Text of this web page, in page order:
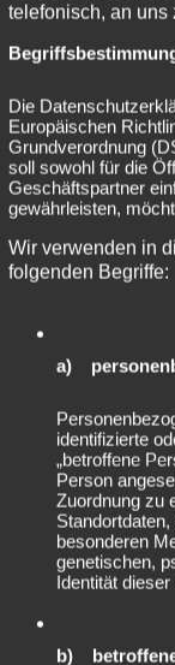
begeistert.
Tritykon
Stimmung
die
an
noch viele weitere
Open Air – das
kategorie/
, Festival,
telefonisch, an uns
Die
Europäischen
Grundverordnung
soll sowohl für die
Geschäftspartner
gewährleisten,
Wir verwenden in
folgenden Begriffe:
a)
identifizierte
„betroffene
Person
Zuordnung zu
besonderen
genetischen,
Identität
b)